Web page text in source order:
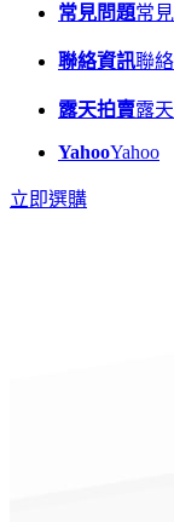
常見問題常
聯絡資訊聯
露天拍賣露
YahooYahoo
立即選購